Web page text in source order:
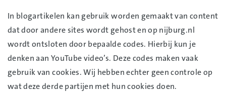
In blogartikelen kan gebruik worden gemaakt van content
dat door andere sites wordt gehost en op nijburg.nl
wordt ontsloten door bepaalde codes. Hierbij kun je
denken aan YouTube video’s. Deze codes maken vaak
gebruik van cookies. Wij hebben echter geen controle op
wat deze derde partijen met hun cookies doen.